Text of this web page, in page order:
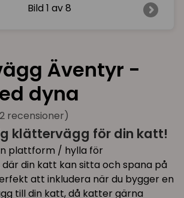
Bild1 av 8
Äventyr -
dyna
recensioner)
klättervägg för din katt!
plattform / hylla för
din katt kan sitta och spana på
att inkludera när du bygger en
till din katt, då katter gärna